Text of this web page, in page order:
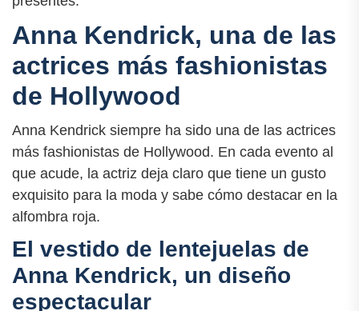
Anna Kendrick, una de las
actrices más fashionistas
de Hollywood
Anna Kendrick siempre ha sido una de las actrices
más fashionistas de Hollywood. En cada evento al
que acude, la actriz deja claro que tiene un gusto
exquisito para la moda y sabe cómo destacar en la
alfombra roja.
El vestido de lentejuelas de
Anna Kendrick, un diseño
espectacular